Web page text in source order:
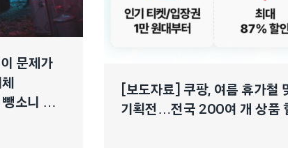
문제가
뺑소니 ➔
[보도자료] 쿠팡, 여름 휴가철
기획전…전국 200여 개 상품